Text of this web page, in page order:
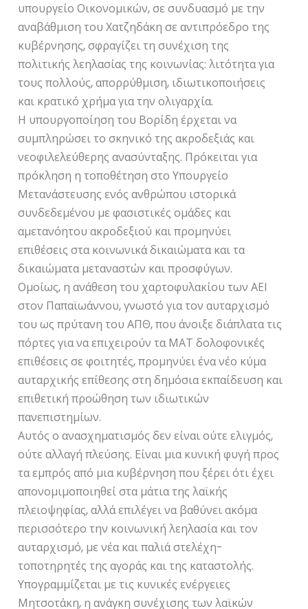
υπουργείο Οικονομικών, σε συνδυασμό με την
αναβάθμιση του Χατζηδάκη σε αντιπρόεδρο της
κυβέρνησης, σφραγίζει τη συνέχιση της
πολιτικής λεηλασίας της κοινωνίας: λιτότητα για
τους πολλούς, απορρύθμιση, ιδιωτικοποιήσεις
και κρατικό χρήμα για την ολιγαρχία.
Η υπουργοποίηση του Βορίδη έρχεται να
συμπληρώσει το σκηνικό της ακροδεξιάς και
νεοφιλελεύθερης ανασύνταξης. Πρόκειται για
πρόκληση η τοποθέτηση στο Υπουργείο
Μετανάστευσης ενός ανθρώπου ιστορικά
συνδεδεμένου με φασιστικές ομάδες και
αμετανόητου ακροδεξιού και προμηνύει
επιθέσεις στα κοινωνικά δικαιώματα και τα
δικαιώματα μεταναστών και προσφύγων.
Ομοίως, η ανάθεση του χαρτοφυλακίου των ΑΕΙ
στον Παπαϊωάννου, γνωστό για τον αυταρχισμό
του ως πρύτανη του ΑΠΘ, που άνοιξε διάπλατα τις
πόρτες για να επιχειρούν τα ΜΑΤ δολοφονικές
επιθέσεις σε φοιτητές, προμηνύει ένα νέο κύμα
αυταρχικής επίθεσης στη δημόσια εκπαίδευση και
επιθετική προώθηση των ιδιωτικών
πανεπιστημίων.
Αυτός ο ανασχηματισμός δεν είναι ούτε ελιγμός,
ούτε αλλαγή πλεύσης. Είναι μια κυνική φυγή προς
τα εμπρός από μια κυβέρνηση που ξέρει ότι έχει
απονομιμοποιηθεί στα μάτια της λαϊκής
πλειοψηφίας, αλλά επιλέγει να βαθύνει ακόμα
περισσότερο την κοινωνική λεηλασία και τον
αυταρχισμό, με νέα και παλιά στελέχη-
τοποτηρητές της αγοράς και της καταστολής.
Υπογραμμίζεται με τις κυνικές ενέργειες
Μητσοτάκη, η ανάγκη συνέχισης των λαϊκών